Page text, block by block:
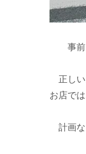
事前に
正しい
お店で
計画な